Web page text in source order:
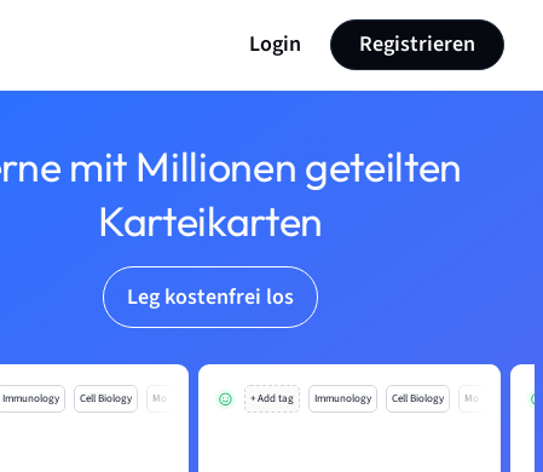
Login Registrieren
mit Millionen geteilten
Karteikarten
Leg kostenfrei los
Immunology Cell Biology Mo + Add tag Immunology Cell Biology Mo